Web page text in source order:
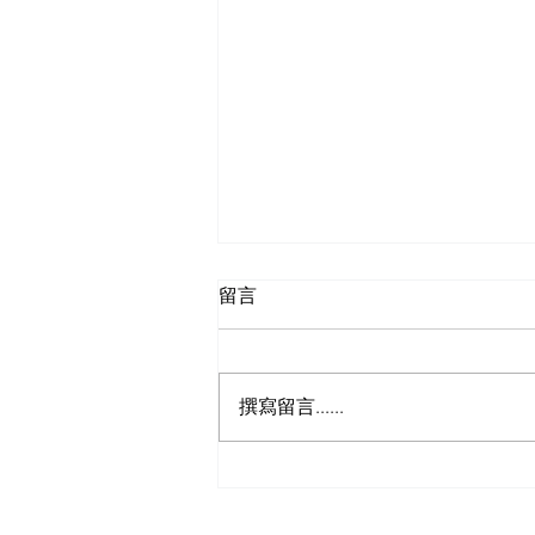
留言
撰寫留言......